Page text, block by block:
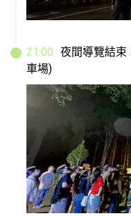
21 :00 夜間導覽結束
車場)